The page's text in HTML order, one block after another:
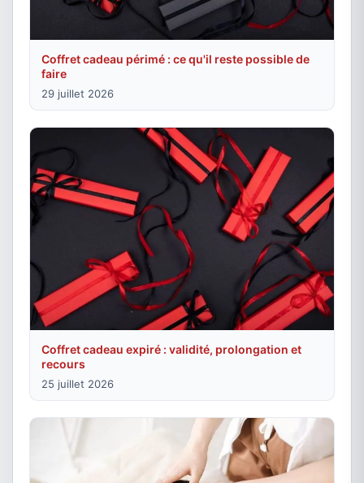
Coffret cadeau périmé : ce qu'il reste possible de
faire
29 juillet 2026
Coffret cadeau expiré : validité, prolongation et
recours
25 juillet 2026